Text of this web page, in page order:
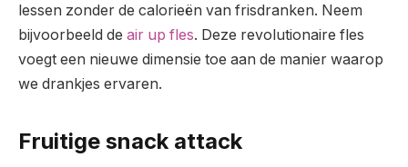
lessen zonder de calorieën van frisdranken. Neem
bijvoorbeeld de air up fles. Deze revolutionaire fles
voegt een nieuwe dimensie toe aan de manier waarop
we drankjes ervaren.
Fruitige snack attack